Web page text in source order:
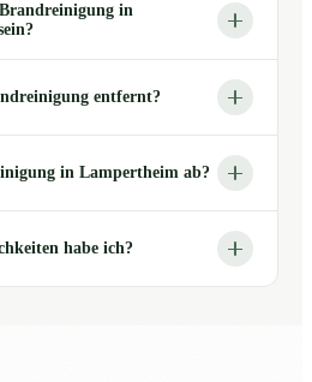
in
entfernt?
in Lampertheim ab?
habe ich?